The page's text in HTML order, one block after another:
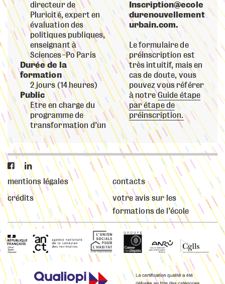
directeur de
Pluricité, expert en
évaluation des
politiques publiques,
enseignant à
Sciences-Po Paris
Durée de la
formation
2 jours (14 heures)
Public
Etre en charge du
programme de
transformation d’un
Inscription@ecole
durenouvellement
urbain.com.
Le formulaire de
préinscription est
très intuitif, mais en
cas de doute, vous
pouvez vous référer
à notreGuide étape
par étape de
préinscription.
 
mentions légales
contacts
crédits
votre avis sur les
formations de l’école